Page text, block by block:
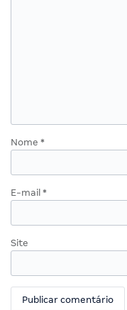
Nome *
E-mail *
Site